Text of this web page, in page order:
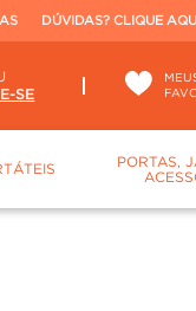
DÚVIDAS? CLIQUE
PORTAS,